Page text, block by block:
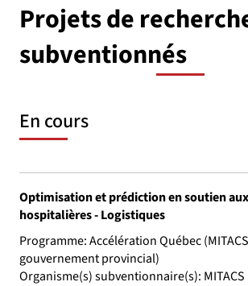
Projets de
subventionnés
En cours
Optimisation et prédiction en soutien
hospitalières - Logistiques
Programme: Accélération Québec
gouvernement provincial)
Organisme(s) subventionnaire(s): MITACS